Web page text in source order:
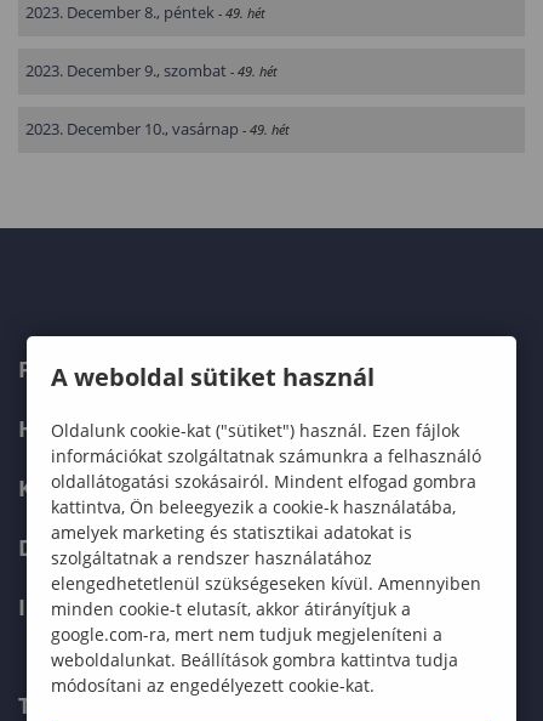
2023. December 8., péntek - 49. hét
2023. December 9., szombat - 49. hét
2023. December 10., vasárnap - 49. hét
FELVÉTELIZŐKNEK
HALLGATÓKNAK
KÉPZÉSEK
DOKTORI ISKOLA
INTERNATIONAL
TELEFONKÖNYV
A weboldal sütiket használ
Oldalunk cookie-kat ("sütiket") használ. Ezen fájlok
információkat szolgáltatnak számunkra a felhasználó
oldallátogatási szokásairól. Mindent elfogad gombra
kattintva, Ön beleegyezik a cookie-k használatába,
amelyek marketing és statisztikai adatokat is
szolgáltatnak a rendszer használatához
elengedhetetlenül szükségeseken kívül. Amennyiben
minden cookie-t elutasít, akkor átirányítjuk a
google.com-ra, mert nem tudjuk megjeleníteni a
weboldalunkat. Beállítások gombra kattintva tudja
módosítani az engedélyezett cookie-kat.